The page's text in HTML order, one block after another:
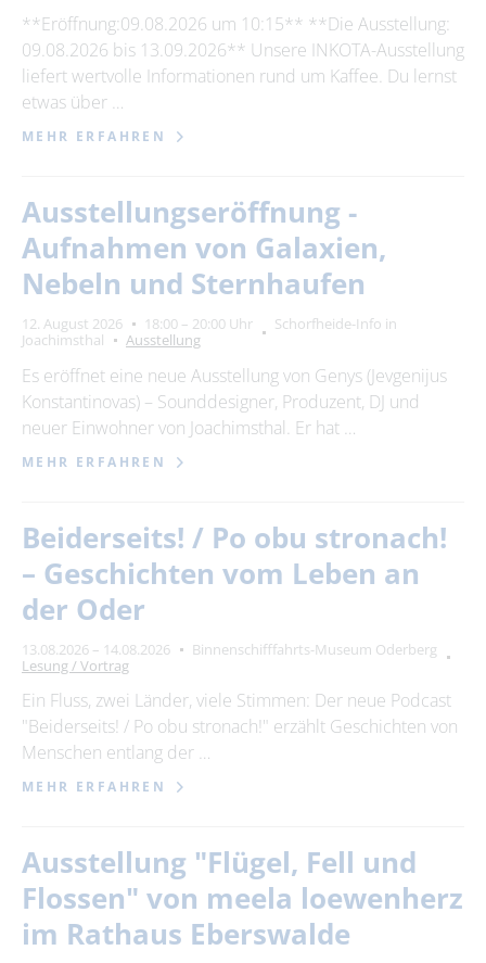
**Eröffnung:09.08.2026 um 10:15** **Die Ausstellung:
09.08.2026 bis 13.09.2026** Unsere INKOTA-Ausstellung
liefert wertvolle Informationen rund um Kaffee. Du lernst
etwas über …
MEHR ERFAHREN
Ausstellungseröffnung -
Aufnahmen von Galaxien,
Nebeln und Sternhaufen
12. August 2026 18:00 – 20:00 Uhr
Schorfheide-Info in
Joachimsthal
Ausstellung
Es eröffnet eine neue Ausstellung von Genys (Jevgenijus
Konstantinovas) – Sounddesigner, Produzent, DJ und
neuer Einwohner von Joachimsthal. Er hat …
MEHR ERFAHREN
Beiderseits! / Po obu stronach!
– Geschichten vom Leben an
der Oder
13.08.2026 – 14.08.2026
Binnenschifffahrts-Museum Oderberg
Lesung / Vortrag
Ein Fluss, zwei Länder, viele Stimmen: Der neue Podcast
"Beiderseits! / Po obu stronach!" erzählt Geschichten von
Menschen entlang der …
MEHR ERFAHREN
Ausstellung "Flügel, Fell und
Flossen" von meela loewenherz
im Rathaus Eberswalde